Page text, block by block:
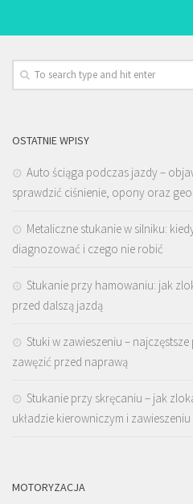
OSTATNIE WPISY
Auto ściąga podczas jazdy –
sprawdzić ciśnienie, opony oraz
Metaliczne stukanie w silniku:
diagnozować i czego nie robić
Stukanie przy hamowaniu: jak
przed dalszą jazdą
Stuki w zawieszeniu –
zawęzić przed naprawą
Stukanie przy skręcaniu – jak
układzie kierowniczym i zawieszeniu
MOTORYZACJA